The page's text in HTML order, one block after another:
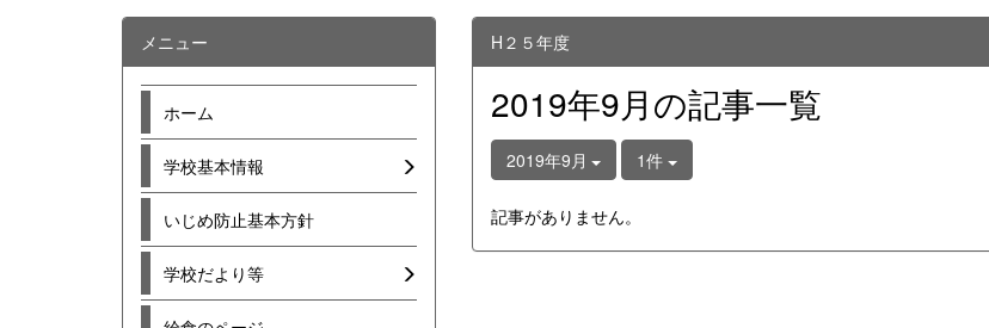
H２５年度
2019年9月の記事一覧
2019年9月 1件
記事がありません。
メニュー
ホーム
学校基本情報
いじめ防止基本方針
学校だより等